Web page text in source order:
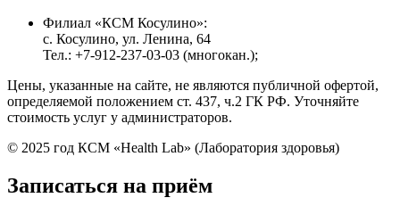
Филиал «КСМ Косулино»:
с. Косулино, ул. Ленина, 64
Тел.: +7-912-237-03-03 (многокан.);
Цены, указанные на сайте, не являются публичной офертой,
определяемой положением ст. 437, ч.2 ГК РФ. Уточняйте
стоимость услуг у администраторов.
© 2025 год КСМ «Health Lab» (Лаборатория здоровья)
Записаться на приём